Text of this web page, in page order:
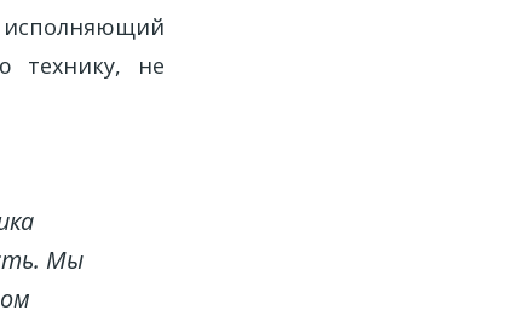
исполняющий
технику, не
Мы